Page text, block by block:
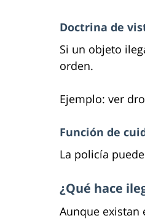
Doctrina de
Si un objeto
orden.
Ejemplo: ver
Función de
La policía
¿Qué hace
Aunque existan